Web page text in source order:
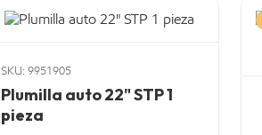
SKU: 9951905
Plumilla auto 22" STP 1
pieza